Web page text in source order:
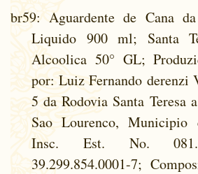
br59: Aguardente de Cana
Liquido 900 ml; Santa
Alcoolica 50° GL;
por: Luiz Fernando derenzi
5 da Rodovia Santa Teresa
Sao Lourenco, Municipio
Insc. Est. No.
39.299.854.0001-7;